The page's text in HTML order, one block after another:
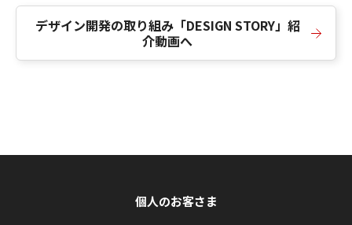
デザイン開発の取り組み「DESIGN STORY」紹
介動画へ
個人のお客さま